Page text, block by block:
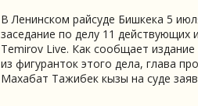
В Ленинском райсуде Бишкека 5
заседание по делу 11 действующих
Temirov Live. Как сообщает
из фигуранток этого дела, глава
Махабат Тажибек кызы на суде